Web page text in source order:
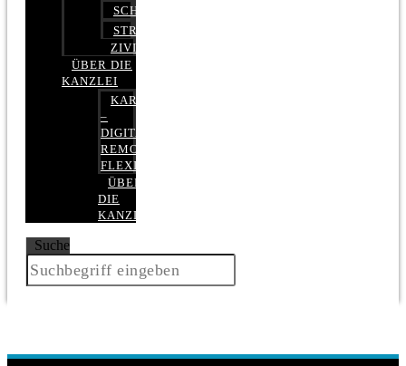
SCHUFARECHT
STRAFRECHT
ZIVILRECHT
ÜBER DIE
KANZLEI
KARRIERE
–
DIGITAL,
REMOTE,
FLEXIBEL
ÜBER
DIE
KANZLEI
Suche